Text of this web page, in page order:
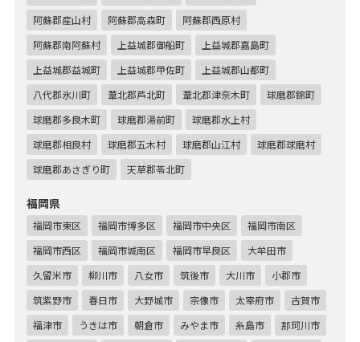
阿蘇郡産山村
阿蘇郡高森町
阿蘇郡西原村
阿蘇郡南阿蘇村
上益城郡御船町
上益城郡嘉島町
上益城郡益城町
上益城郡甲佐町
上益城郡山都町
八代郡氷川町
葦北郡芦北町 葦北郡津奈木町
球磨郡錦町
球磨郡多良木町
球磨郡湯前町
球磨郡水上村
球磨郡相良村
球磨郡五木村 球磨郡山江村
球磨郡球磨村
球磨郡あさぎり町
天草郡苓北町
福岡県
福岡市東区 福岡市博多区 福岡市中央区
福岡市南区
福岡市西区
福岡市城南区 福岡市早良区
大牟田市
久留米市
柳川市 八女市 筑後市 大川市
小郡市
筑紫野市
春日市 大野城市 宗像市 太宰府市
古賀市
福津市
うきは市 朝倉市 みやま市 糸島市
那珂川市